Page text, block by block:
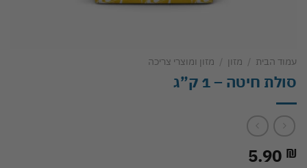
עמוד הבית / מזון / מזון ומוצרי צריכה
סולת חיטה – 1 ק”ג
5.90 ₪